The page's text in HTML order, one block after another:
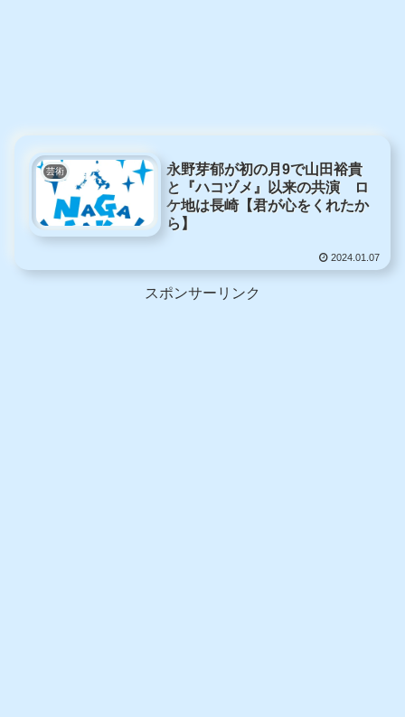
芸術
永野芽郁が初の月9で山田裕貴
と『ハコヅメ』以来の共演 ロ
ケ地は長崎【君が心をくれたか
ら】
2024.01.07
スポンサーリンク